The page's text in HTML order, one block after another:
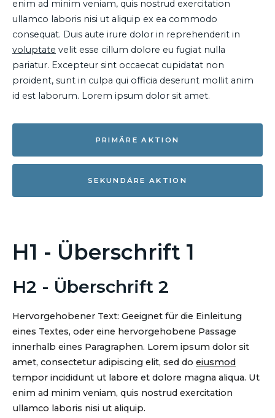
enim ad minim veniam, quis nostrud exercitation
ullamco laboris nisi ut aliquip ex ea commodo
consequat. Duis aute irure dolor in reprehenderit in
voluptate velit esse cillum dolore eu fugiat nulla
pariatur. Excepteur sint occaecat cupidatat non
proident, sunt in culpa qui officia deserunt mollit anim
id est laborum. Lorem ipsum dolor sit amet.
PRIMÄRE AKTION
SEKUNDÄRE AKTION
H1 - Überschrift 1
H2 - Überschrift 2
Hervorgehobener Text: Geeignet für die Einleitung
eines Textes, oder eine hervorgehobene Passage
innerhalb eines Paragraphen. Lorem ipsum dolor sit
amet, consectetur adipiscing elit, sed do eiusmod
tempor incididunt ut labore et dolore magna aliqua. Ut
enim ad minim veniam, quis nostrud exercitation
ullamco laboris nisi ut aliquip.